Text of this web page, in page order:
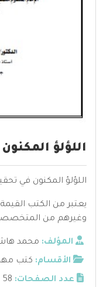
اللؤلؤ
اللؤلؤ المكنون في
يعتبر من الكتب
وغيرهم من
المؤلف: محمد
الأقسام: كتب
عدد الصفحات: 58